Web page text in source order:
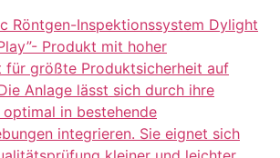
Röntgen-Inspektionssystem Dylight
Produkt mit hoher
größte Produktsicherheit auf
Anlage lässt sich durch ihre
in bestehende
integrieren. Sie eignet sich